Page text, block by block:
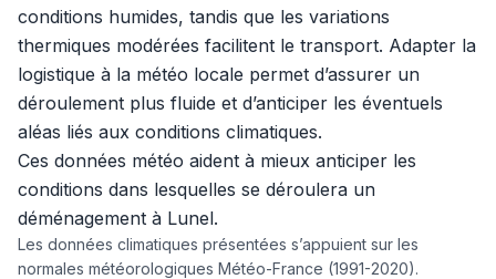
conditions humides, tandis que les variations
thermiques modérées facilitent le transport. Adapter la
logistique à la météo locale permet d’assurer un
déroulement plus fluide et d’anticiper les éventuels
aléas liés aux conditions climatiques.
Ces données météo aident à mieux anticiper les
conditions dans lesquelles se déroulera un
déménagement à Lunel.
Les données climatiques présentées s’appuient sur les
normales météorologiques Météo-France (1991-2020).